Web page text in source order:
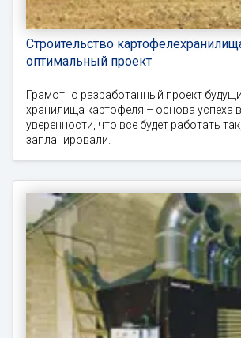
Строительство
оптимальный проект
Грамотно разработанный проект
хранилища картофеля – основа успеха
уверенности, что все будет работать
запланировали.